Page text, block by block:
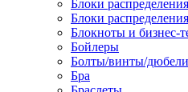
Блоки
Блоки
Блокноты и бизнес-
Бойлеры
Болты/винты/дюбели
Бра